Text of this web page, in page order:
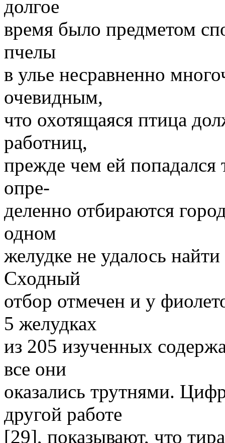
долгое
время было предметом
пчелы
в улье несравненно
очевидным,
что охотящаяся птица
работниц,
прежде чем ей попадался
опре-
деленно отбираются
одном
желудке не удалось
Сходный
отбор отмечен и у
5 желудках
из 205 изученных
все они
оказались трутнями.
другой работе
[29], показывают, что